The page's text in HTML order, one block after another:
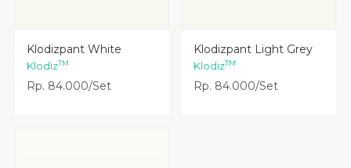
Lihat Detail
Klodizpant White
KlodizTM
Rp. 84.000/Set
Lihat Detail
Klodizpant Light Grey
KlodizTM
Rp. 84.000/Set